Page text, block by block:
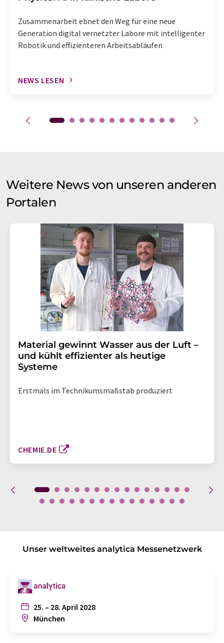
Zusammenarbeit ebnet den Weg für eine neue
Generation digital vernetzter Labore mit intelligenter
Robotik und effizienteren Arbeitsabläufen
NEWS LESEN
Weitere News von unseren anderen
Portalen
Material gewinnt Wasser aus der Luft –
und kühlt effizienter als heutige
Systeme
Erstmals im Technikumsmaßstab produziert
CHEMIE.DE
Unser weltweites analytica Messenetzwerk
25. – 28. April 2028
München